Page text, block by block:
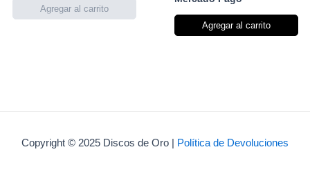
Agregar al carrito
Copyright © 2025 Discos de Oro | Política de Devoluciones